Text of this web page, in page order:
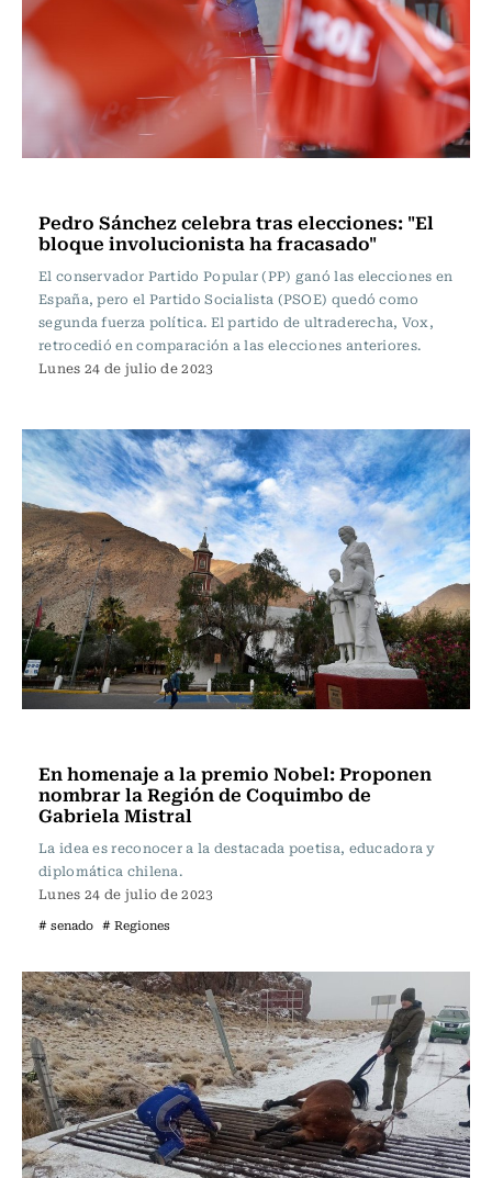
Pedro Sánchez celebra tras elecciones: "El
bloque involucionista ha fracasado"
El conservador Partido Popular (PP) ganó las elecciones en
España, pero el Partido Socialista (PSOE) quedó como
segunda fuerza política. El partido de ultraderecha, Vox,
retrocedió en comparación a las elecciones anteriores.
Lunes 24 de julio de 2023
En homenaje a la premio Nobel: Proponen
nombrar la Región de Coquimbo de
Gabriela Mistral
La idea es reconocer a la destacada poetisa, educadora y
diplomática chilena.
Lunes 24 de julio de 2023
# senado # Regiones